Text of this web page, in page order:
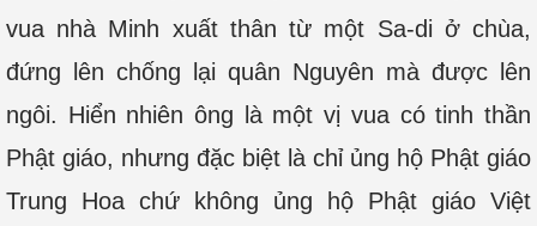
vua nhà Minh xuất thân từ một Sa-di ở chùa,
đứng lên chống lại quân Nguyên mà được lên
ngôi. Hiển nhiên ông là một vị vua có tinh thần
Phật giáo, nhưng đặc biệt là chỉ ủng hộ Phật giáo
Trung Hoa chứ không ủng hộ Phật giáo Việt